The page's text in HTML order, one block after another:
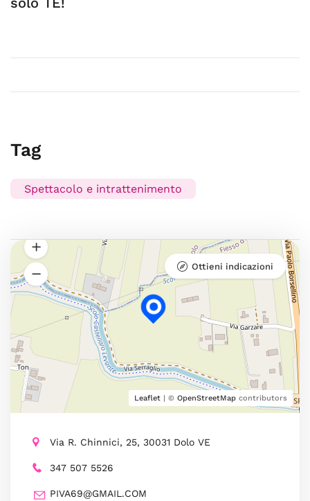
Tag
Spettacolo e intrattenimento
Leaflet | © OpenStreetMap contributors
Ottieni indicazioni
Via R. Chinnici, 25, 30031 Dolo VE
347 507 5526
PIVA69@GMAIL.COM